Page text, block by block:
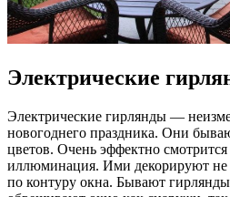
Электрические
Электрические гирлянды —
новогоднего праздника. Они
цветов. Очень эффектно смотрится
иллюминация. Ими декорируют не
по контуру окна. Бывают